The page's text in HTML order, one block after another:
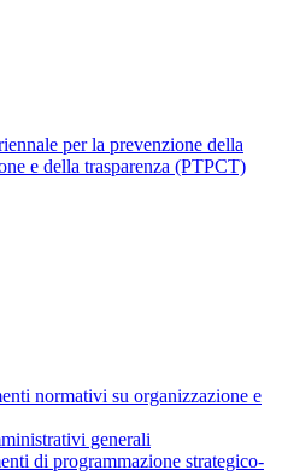
per la prevenzione della
e della trasparenza (PTPCT)
normativi su organizzazione e
generali
di programmazione strategico-